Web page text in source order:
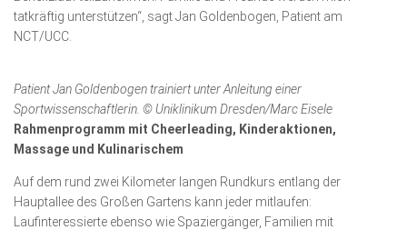
tatkräftig unterstützen“, sagt Jan Goldenbogen, Patient am
NCT/UCC.
Patient Jan Goldenbogen trainiert unter Anleitung einer
Sportwissenschaftlerin. © Uniklinikum Dresden/Marc Eisele
Rahmenprogramm mit Cheerleading, Kinderaktionen,
Massage und Kulinarischem
Auf dem rund zwei Kilometer langen Rundkurs entlang der
Hauptallee des Großen Gartens kann jeder mitlaufen:
Laufinteressierte ebenso wie Spaziergänger, Familien mit